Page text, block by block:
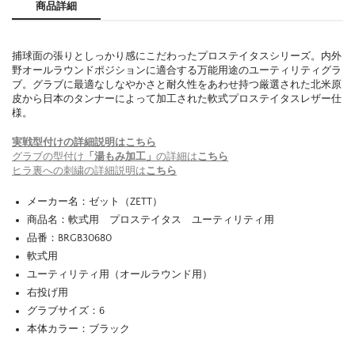
商品詳細
捕球面の張りとしっかり感にこだわったプロステイタスシリーズ。内外
野オールラウンドポジションに適合する万能用途のユーティリティグラ
ブ。グラブに最適なしなやかさと耐久性をあわせ持つ厳選された北米原
皮から日本のタンナーによって加工された軟式プロステイタスレザー仕
様。
実戦型付けの詳細説明はこちら
グラブの型付け 「湯もみ加工」 の詳細はこちら
ヒラ裏への刺繍の詳細説明はこちら
メーカー名：ゼット（ZETT）
商品名：軟式用 プロステイタス ユーティリティ用
品番：BRGB30680
軟式用
ユーティリティ用（オールラウンド用）
右投げ用
グラブサイズ：6
本体カラー：ブラック